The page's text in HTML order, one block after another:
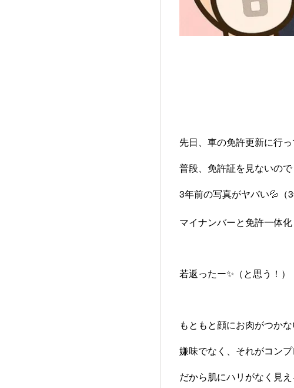
先日、車の免許更新に行っ
普段、免許証を見ないの
3年前の写真がヤバい💦（
マイナンバーと免許一体
若返ったー✨️（と思う！）
もともと顔にお肉がつかな
嫌味でなく、それがコンプ
だから肌にハリがなく見